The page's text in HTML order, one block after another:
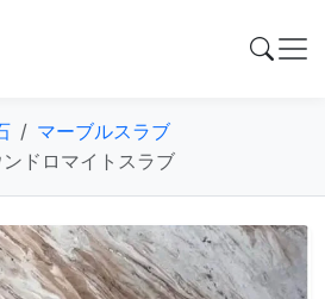
マーブルスラブ
ドロマイトスラブ